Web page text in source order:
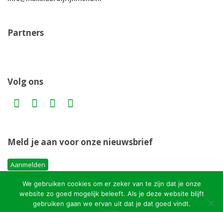
Partners
Volg ons
Meld je aan voor onze nieuwsbrief
Aanmelden
Copyright MakelaardijRijnmond.nl
We gebruiken cookies om er zeker van te zijn dat je onze
website zo goed mogelijk beleeft. Als je deze website blijft
gebruiken gaan we ervan uit dat je dat goed vindt.